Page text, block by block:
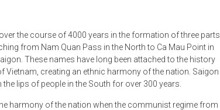
the course of 4000 years in the formation of three parts
from Nam Quan Pass in the North to Ca Mau Point in
These names have long been attached to the history
Vietnam, creating an ethnic harmony of the nation. Saigon
lips of people in the South for over 300 years.
harmony of the nation when the communist regime from